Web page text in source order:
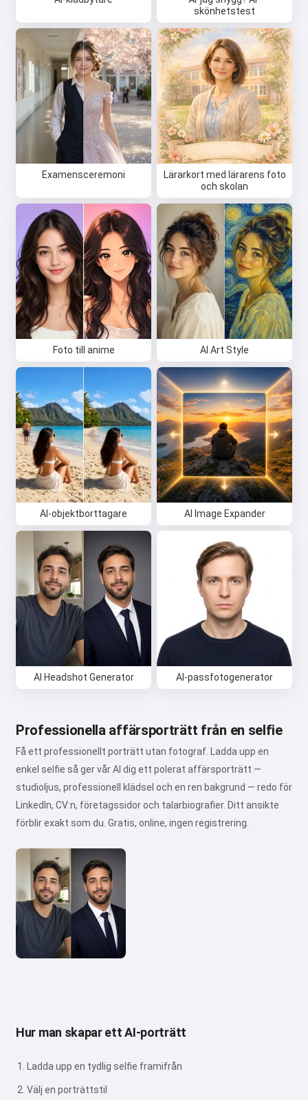
skönhetstest
Examensceremoni
Lärarkort med lärarens foto
och skolan
Foto till anime AI Art Style
AI-objektborttagare AI Image Expander
AI Headshot Generator AI-passfotogenerator
Professionella affärsporträtt från en selfie
Få ett professionellt porträtt utan fotograf. Ladda upp en
enkel selfie så ger vår AI dig ett polerat affärsporträtt —
studioljus, professionell klädsel och en ren bakgrund — redo för
LinkedIn, CV:n, företagssidor och talarbiografier. Ditt ansikte
förblir exakt som du. Gratis, online, ingen registrering.
Hur man skapar ett AI-porträtt
Ladda upp en tydlig selfie framifrån
Välj en porträttstil